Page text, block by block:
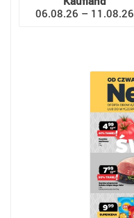
06.08.26 – 11.08.26